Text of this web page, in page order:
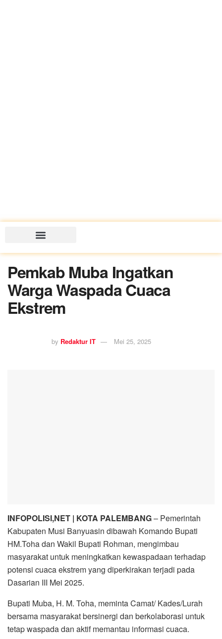
Pemkab Muba Ingatkan
Warga Waspada Cuaca
Ekstrem
by Redaktur IT Mei 25, 2025
INFOPOLISI,NET | KOTA PALEMBANG– Pemerintah
Kabupaten Musi Banyuasin dibawah Komando Bupati
HM.Toha dan Wakil Bupati Rohman, mengimbau
masyarakat untuk meningkatkan kewaspadaan terhadap
potensi cuaca ekstrem yang diperkirakan terjadi pada
Dasarian III Mei 2025.
Bupati Muba, H. M. Toha, meminta Camat/ Kades/Lurah
bersama masyarakat bersinergi dan berkolaborasi untuk
tetap waspada dan aktif memantau informasi cuaca.